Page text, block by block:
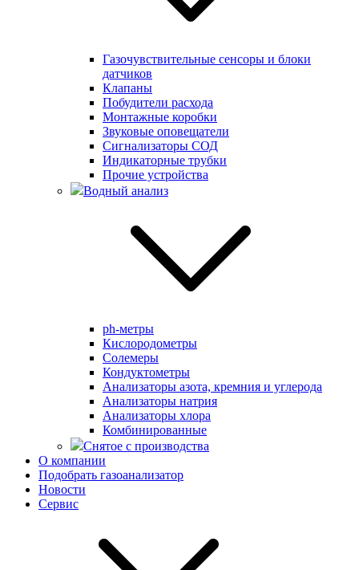
Газочувствительные сенсоры и блоки
датчиков
Клапаны
Побудители расхода
Монтажные коробки
Звуковые оповещатели
Сигнализаторы СОД
Индикаторные трубки
Прочие устройства
Водный анализ
ph-метры
Кислородометры
Солемеры
Кондуктометры
Анализаторы азота, кремния и углерода
Анализаторы натрия
Анализаторы хлора
Комбинированные
Снятое с производства
О компании
Подобрать газоанализатор
Новости
Сервис